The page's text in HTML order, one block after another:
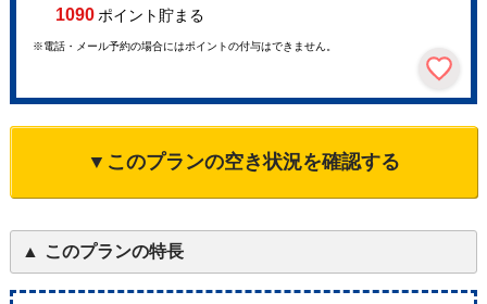
1090ポイント貯まる
※電話・メール予約の場合にはポイントの付与はできません。
▼このプランの空き状況を確認する
このプランの特長